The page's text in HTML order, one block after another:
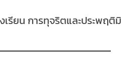
เรียน การทุจริตและประพฤติมิ